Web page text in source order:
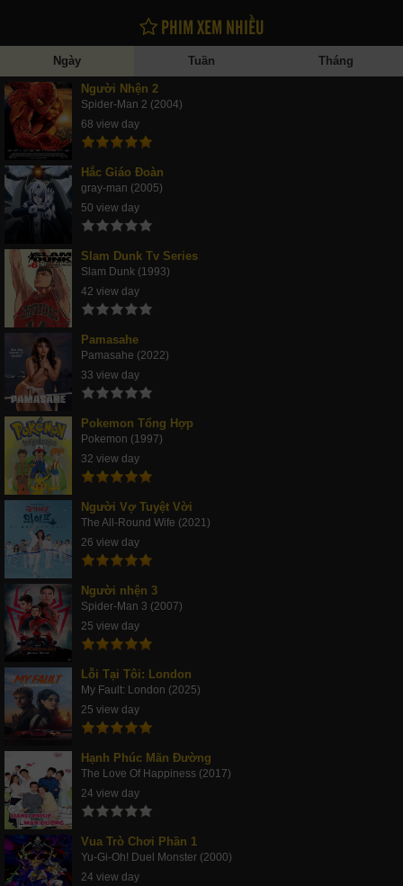
PHIM XEM NHIỀU
Ngày Tuần Tháng
Người Nhện 2
Spider-Man 2 (2004)
68 view day
Hắc Giáo Đoàn
gray-man (2005)
50 view day
Slam Dunk Tv Series
Slam Dunk (1993)
42 view day
Pamasahe
Pamasahe (2022)
33 view day
Pokemon Tổng Hợp
Pokemon (1997)
32 view day
Người Vợ Tuyệt Vời
The All-Round Wife (2021)
26 view day
Người nhện 3
Spider-Man 3 (2007)
25 view day
Lỗi Tại Tôi: London
My Fault: London (2025)
25 view day
Hạnh Phúc Mãn Đường
The Love Of Happiness (2017)
24 view day
Vua Trò Chơi Phần 1
Yu-Gi-Oh! Duel Monster (2000)
24 view day